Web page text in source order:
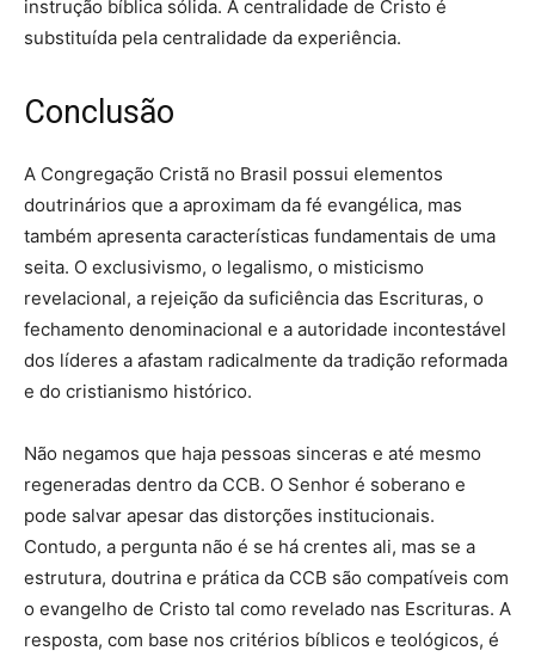
instrução bíblica sólida. A centralidade de Cristo é
substituída pela centralidade da experiência.
Conclusão
A Congregação Cristã no Brasil possui elementos
doutrinários que a aproximam da fé evangélica, mas
também apresenta características fundamentais de uma
seita. O exclusivismo, o legalismo, o misticismo
revelacional, a rejeição da suficiência das Escrituras, o
fechamento denominacional e a autoridade incontestável
dos líderes a afastam radicalmente da tradição reformada
e do cristianismo histórico.
Não negamos que haja pessoas sinceras e até mesmo
regeneradas dentro da CCB. O Senhor é soberano e
pode salvar apesar das distorções institucionais.
Contudo, a pergunta não é se há crentes ali, mas se a
estrutura, doutrina e prática da CCB são compatíveis com
o evangelho de Cristo tal como revelado nas Escrituras. A
resposta, com base nos critérios bíblicos e teológicos, é